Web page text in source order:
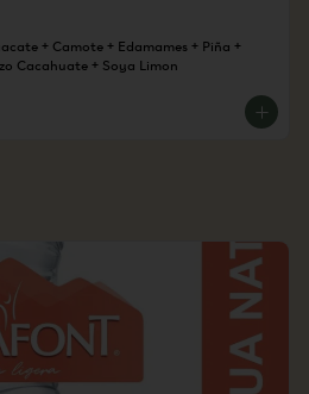
+ Camote + Edamames + Piña +
Cacahuate + Soya Limon